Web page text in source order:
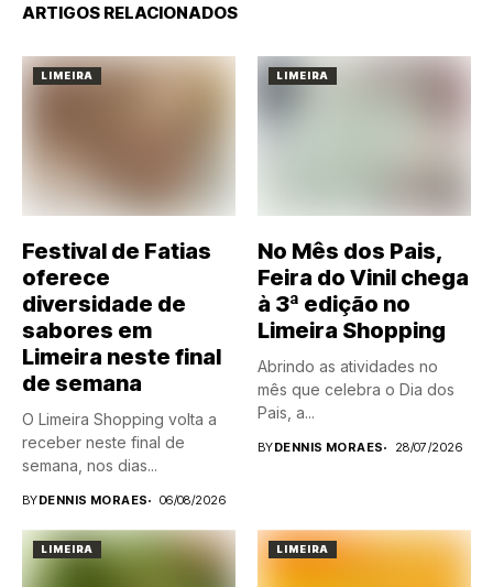
ARTIGOS RELACIONADOS
LIMEIRA
Festival de Fatias
oferece
diversidade de
sabores em
Limeira neste final
de semana
O Limeira Shopping volta a
receber neste final de
semana, nos dias...
BYDENNIS MORAES 06/08/2026
LIMEIRA
No Mês dos Pais,
Feira do Vinil chega
à 3ª edição no
Limeira Shopping
Abrindo as atividades no
mês que celebra o Dia dos
Pais, a...
BYDENNIS MORAES 28/07/2026
LIMEIRA LIMEIRA